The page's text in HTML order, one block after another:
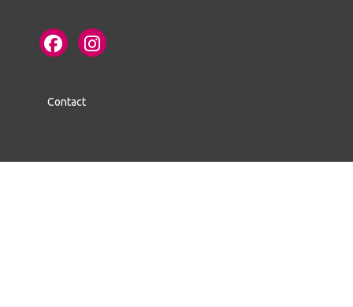
Contact